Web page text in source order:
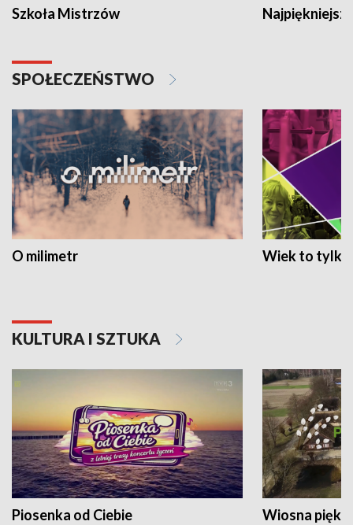
Szkoła Mistrzów
SPOŁECZEŃSTWO
O milimetr Wiek to tylko
KULTURA I SZTUKA
Piosenka od Ciebie Wiosna